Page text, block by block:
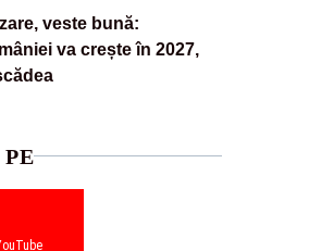
veste bună:
va crește în 2027,